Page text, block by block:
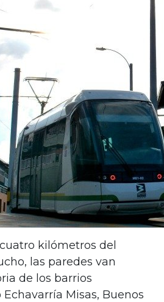
kilómetros del
las paredes van
de los barrios
Misas, Buenos